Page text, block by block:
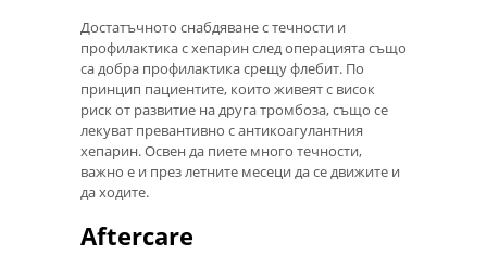
Достатъчното снабдяване с течности и
профилактика с хепарин след операцията също
са добра профилактика срещу флебит. По
принцип пациентите, които живеят с висок
риск от развитие на друга тромбоза, също се
лекуват превантивно с антикоагулантния
хепарин. Освен да пиете много течности,
важно е и през летните месеци да се движите и
да ходите.
Aftercare